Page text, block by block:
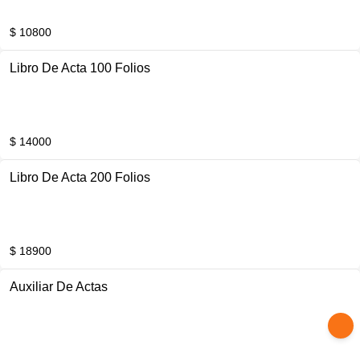
$ 10800
Libro De Acta 100 Folios
$ 14000
Libro De Acta 200 Folios
$ 18900
Auxiliar De Actas